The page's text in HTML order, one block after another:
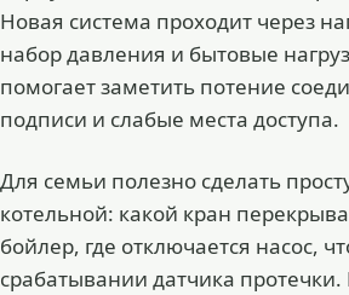
Новая система проходит через
набор давления и бытовые
помогает заметить потение
подписи и слабые места доступа.
Для семьи полезно сделать
котельной: какой кран
бойлер, где отключается насос,
срабатывании датчика